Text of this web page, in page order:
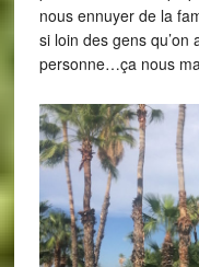
nous ennuyer de la
si loin des gens
personne…ça nous